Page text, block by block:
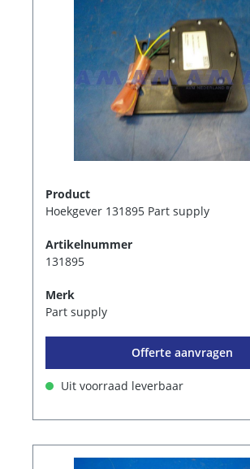
Product
Hoekgever 131895 Part supply
Artikelnummer
131895
Merk
Part supply
Offerte aanvragen
Uit voorraad leverbaar